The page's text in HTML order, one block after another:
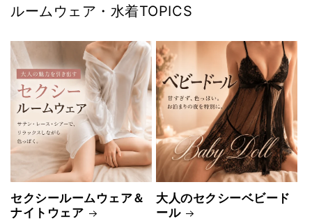
ルームウェア・水着TOPICS
セクシールームウェア＆
ナイトウェア
大人のセクシーベビード
ール